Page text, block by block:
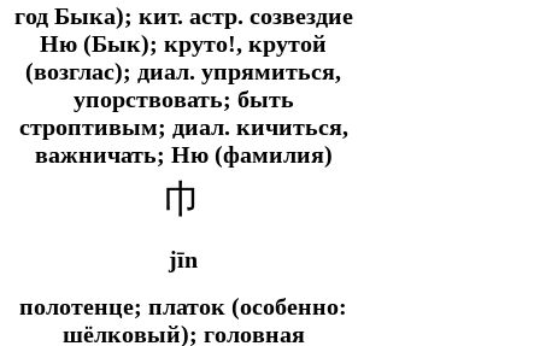
год Быка); кит. астр. созвездие
Ню (Бык); круто!, крутой
(возглас); диал. упрямиться,
упорствовать; быть
строптивым; диал. кичиться,
важничать; Ню (фамилия)
巾
jīn
полотенце; платок (особенно:
шёлковый); головная